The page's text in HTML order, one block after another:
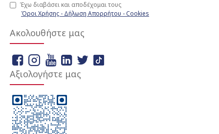
Έχω διαβάσει και αποδέχομαι τους
Όροι Χρήσης - Δήλωση Απορρήτου - Cookies
Ακολουθήστε μας
Αξιολογήστε μας